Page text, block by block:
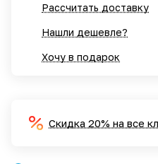
Рассчитать доставку
Нашли дешевле?
Хочу в подарок
Скидка 20% на все